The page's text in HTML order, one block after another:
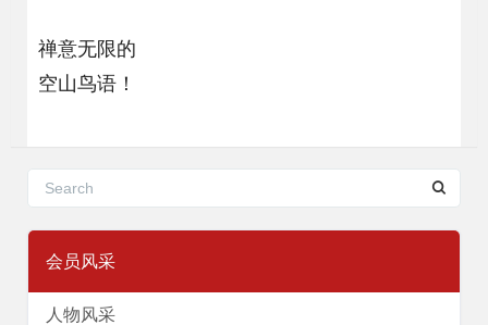
禅意无限的
空山鸟语！
会员风采
人物风采